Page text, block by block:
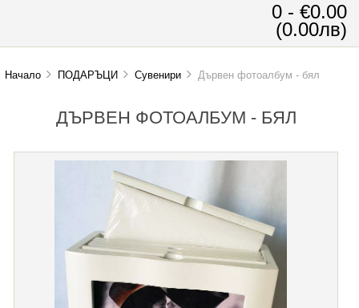
0 - €0.00
(0.00лв)
Начало ПОДАРЪЦИ Сувенири Дървен фотоалбум - бял
ДЪРВЕН ФОТОАЛБУМ - БЯЛ